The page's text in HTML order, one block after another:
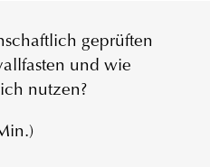
geprüften
und wie
nutzen?